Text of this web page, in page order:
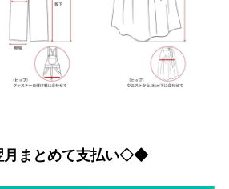
まとめて支払い◇◆